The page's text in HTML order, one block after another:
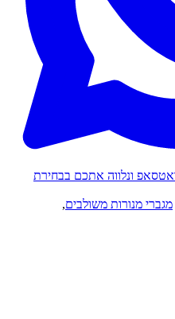
ונלווה אתכם בבחירת
מגברי מנורות משולבים,